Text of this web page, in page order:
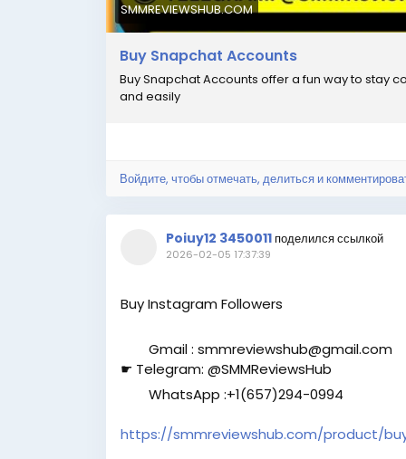
SMMREVIEWSHUB.COM
Buy Snapchat Accounts
Buy Snapchat Accounts offer a fun way to stay
and easily
Войдите, чтобы отмечать, делиться и
Poiuy12 3450011 поделился ссылкой
2026-02-05 17:37:39
Buy Instagram Followers
Gmail : smmreviewshub@gmail.com
☛ Telegram: @SMMReviewsHub
WhatsApp :+1(657)294-0994
https://smmreviewshub.com/product/